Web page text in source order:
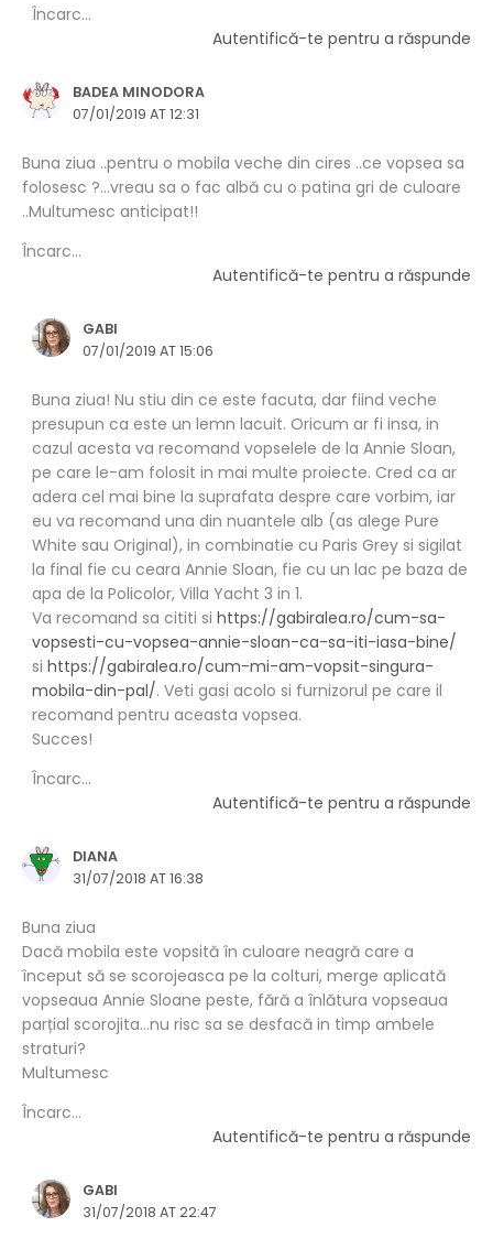
Încarc...
Autentifică-te pentru a răspunde
BADEA MINODORA
07/01/2019 AT 12:31
Buna ziua ..pentru o mobila veche din cires ..ce vopsea sa
folosesc ?…vreau sa o fac albă cu o patina gri de culoare
..Multumesc anticipat!!
Încarc...
Autentifică-te pentru a răspunde
GABI
07/01/2019 AT 15:06
Buna ziua! Nu stiu din ce este facuta, dar fiind veche
presupun ca este un lemn lacuit. Oricum ar fi insa, in
cazul acesta va recomand vopselele de la Annie Sloan,
pe care le-am folosit in mai multe proiecte. Cred ca ar
adera cel mai bine la suprafata despre care vorbim, iar
eu va recomand una din nuantele alb (as alege Pure
White sau Original), in combinatie cu Paris Grey si sigilat
la final fie cu ceara Annie Sloan, fie cu un lac pe baza de
apa de la Policolor, Villa Yacht 3 in 1.
Va recomand sa cititi sihttps://gabiralea.ro/cum-sa-
vopsesti-cu-vopsea-annie-sloan-ca-sa-iti-iasa-bine/
sihttps://gabiralea.ro/cum-mi-am-vopsit-singura-
mobila-din-pal/. Veti gasi acolo si furnizorul pe care il
recomand pentru aceasta vopsea.
Succes!
Încarc...
Autentifică-te pentru a răspunde
DIANA
31/07/2018 AT 16:38
Buna ziua
Dacă mobila este vopsită în culoare neagră care a
început să se scorojeasca pe la colturi, merge aplicată
vopseaua Annie Sloane peste, fără a înlătura vopseaua
parțial scorojita…nu risc sa se desfacă in timp ambele
straturi?
Multumesc
Încarc...
Autentifică-te pentru a răspunde
GABI
31/07/2018 AT 22:47